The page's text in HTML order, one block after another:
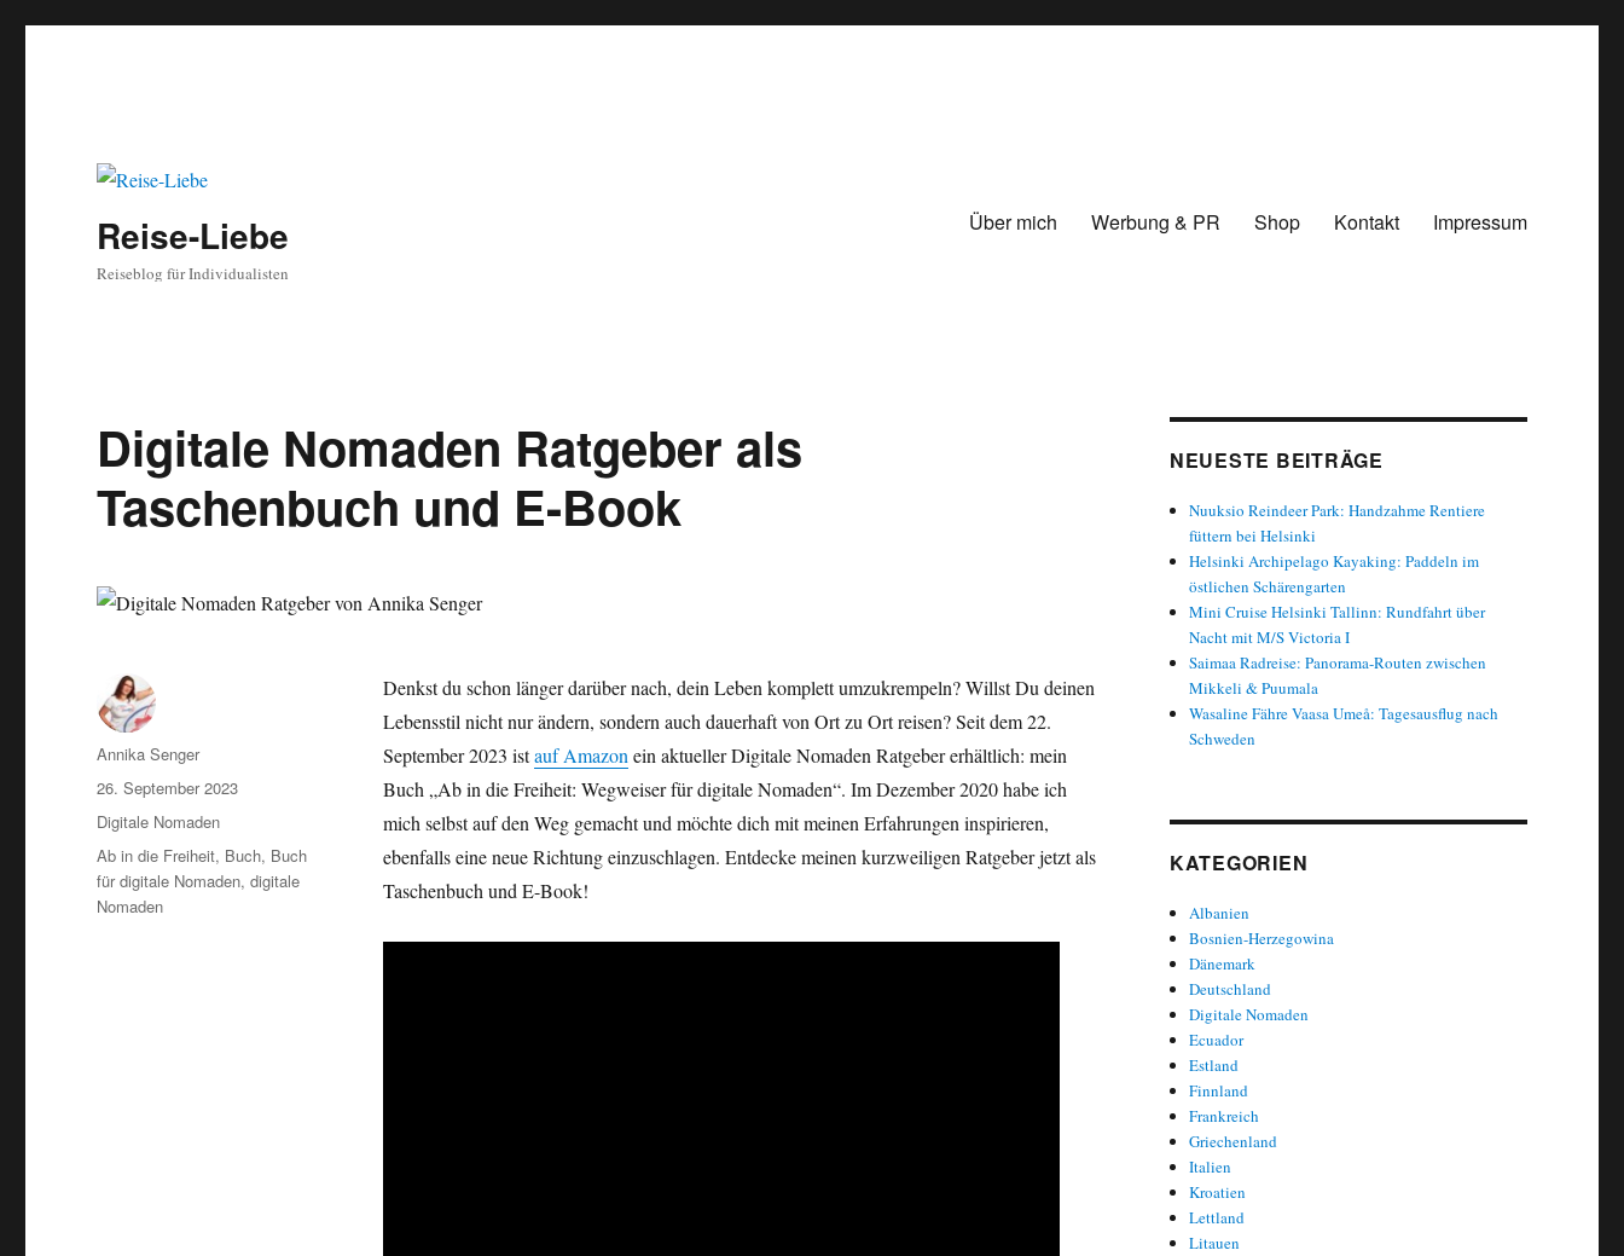
Reise-Liebe
Reiseblog für Individualisten
Über mich Werbung & PR Shop Kontakt Impressum
Digitale Nomaden Ratgeber als
Taschenbuch und E-Book
Denkst du schon länger darüber nach, dein Leben komplett umzukrempeln? Willst Du deinen
Lebensstil nicht nur ändern, sondern auch dauerhaft von Ort zu Ort reisen? Seit dem 22.
September 2023 istauf Amazonein aktueller Digitale Nomaden Ratgeber erhältlich: mein
Buch „Ab in die Freiheit: Wegweiser für digitale Nomaden“. Im Dezember 2020 habe ich
mich selbst auf den Weg gemacht und möchte dich mit meinen Erfahrungen inspirieren,
ebenfalls eine neue Richtung einzuschlagen. Entdecke meinen kurzweiligen Ratgeber jetzt als
Taschenbuch und E-Book!
Autor
Annika Senger
Veröffentlicht
am
26. September 2023
Kategorien
Digitale Nomaden
Schlagwörter
Ab in die Freiheit, Buch, Buch
für digitale Nomaden,digitale
Nomaden
NEUESTE BEITRÄGE
Nuuksio Reindeer Park: Handzahme Rentiere
füttern bei Helsinki
Helsinki Archipelago Kayaking: Paddeln im
östlichen Schärengarten
Mini Cruise Helsinki Tallinn: Rundfahrt über
Nacht mit M/S Victoria I
Saimaa Radreise: Panorama-Routen zwischen
Mikkeli & Puumala
Wasaline Fähre Vaasa Umeå: Tagesausflug nach
Schweden
KATEGORIEN
Albanien
Bosnien-Herzegowina
Dänemark
Deutschland
Digitale Nomaden
Ecuador
Estland
Finnland
Frankreich
Griechenland
Italien
Kroatien
Lettland
Litauen